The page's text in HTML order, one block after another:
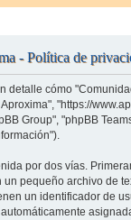
- Política de
detalle cómo
"https://
Group", "phpBB
por dos vías.
un pequeño archivo de
un identificador de